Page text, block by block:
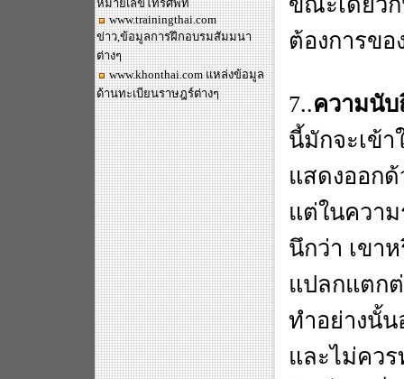
หมายเลขโทรศัพท์
www.trainingthai.com
ข่าว,ข้อมูลการฝึกอบรมสัมมนา
ต่างๆ
www.khonthai.comแหล่งข้อมูล
ด้านทะเบียนราษฎร์ต่างๆ
ต้องการขอ
7..ความนับ
นี้มักจะเข้า
แสดงออกด้
แต่ในควา
นึกว่า เขา
แปลกแตก
ทำอย่างนั้น
และไม่คว